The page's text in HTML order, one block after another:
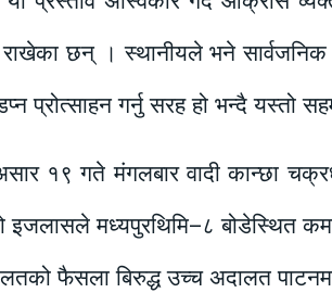
राखेका छन् । स्थानीयले भने
प्रोत्साहन गर्नु सरह हो भन्दै यस्तो
१९ गते मंगलबार वादी कान्छा
इजलासले मध्यपुरथिमि–८ बोडेस्थित
फैसला बिरुद्ध उच्च अदालत पाटनमा